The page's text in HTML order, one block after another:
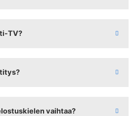
TV?
vaihtaa?